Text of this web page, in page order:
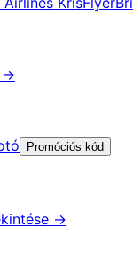
→
Promóciós kód
→